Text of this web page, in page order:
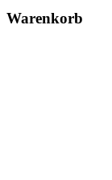
Warenkorb